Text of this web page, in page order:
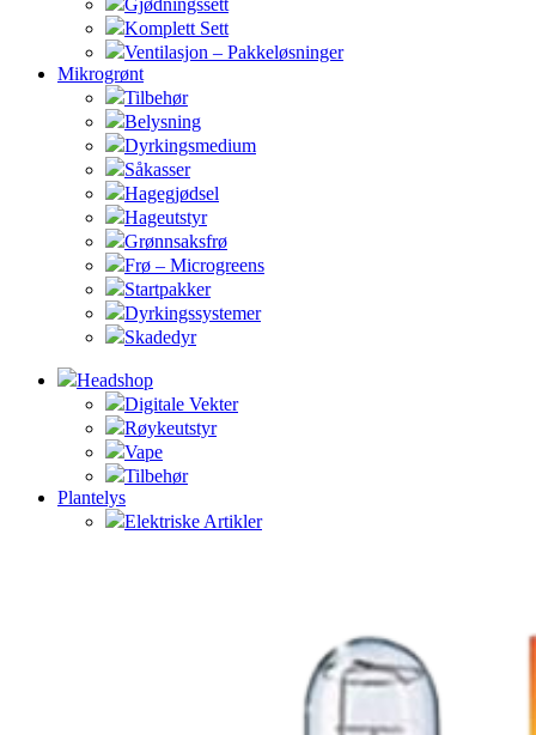
Gjødningssett
Komplett Sett
Ventilasjon – Pakkeløsninger
Mikrogrønt
Tilbehør
Belysning
Dyrkingsmedium
Såkasser
Hagegjødsel
Hageutstyr
Grønnsaksfrø
Frø – Microgreens
Startpakker
Dyrkingssystemer
Skadedyr
Headshop
Digitale Vekter
Røykeutstyr
Vape
Tilbehør
Plantelys
Elektriske Artikler